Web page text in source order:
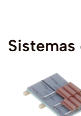
Sistemas